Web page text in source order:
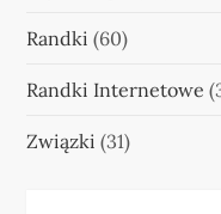
Randki (60)
Randki Internetowe
Związki (31)